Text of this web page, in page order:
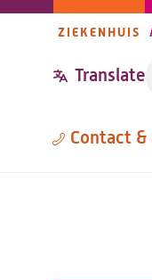
ZIEKENHUIS
Translate
Contact &